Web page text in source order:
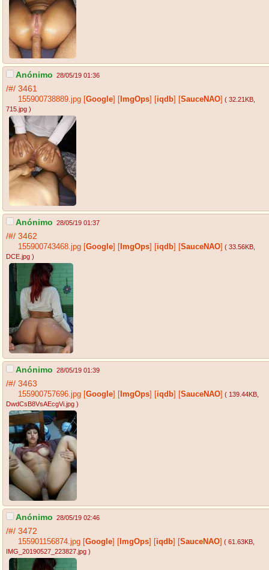
Anónimo 28/05/19 01:36
/#/ 3461
155900738889.jpg [Google] [ ImgOps] [iqdb] [SauceNAO] ( 32.21KB
715.jpg )
Anónimo 28/05/19 01:37
/#/ 3462
155900743468.jpg [Google] [ ImgOps] [iqdb] [SauceNAO] ( 33.56KB
DCE.jpg )
Anónimo 28/05/19 01:39
/#/ 3463
155900757696.jpg [Google] [ ImgOps] [iqdb] [SauceNAO] ( 139.44KB
DwdCsB8VsAEcgVi.jpg )
Anónimo 28/05/19 02:46
/#/ 3472
155901156874.jpg [Google] [ ImgOps] [iqdb] [SauceNAO] ( 61.63KB
IMG_20190527_223827.jpg )